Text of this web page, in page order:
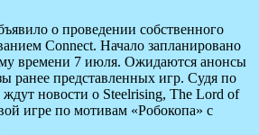
о проведении собственного
Connect. Начало запланировано
времени 7 июля. Ожидаются анонсы
ранее представленных игр. Судя по
новости о Steelrising, The Lord of
игре по мотивам «Робокопа» с